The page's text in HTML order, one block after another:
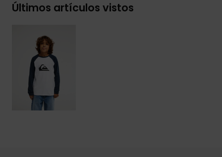
Últimos artículos vistos